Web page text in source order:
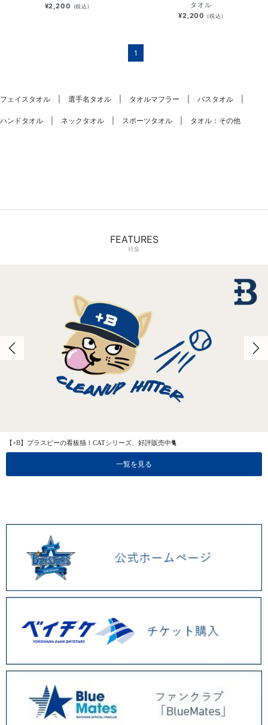
¥2,200 (税込)
タオル
¥2,200 (税込)
1
フェイスタオル 選手名タオル タオルマフラー バスタオル
ハンドタオル ネックタオル スポーツタオル タオル：その他
FEATURES
特集
【+B】プラスビーの看板猫！CATシリーズ、好評販売中🐈
一覧を見る